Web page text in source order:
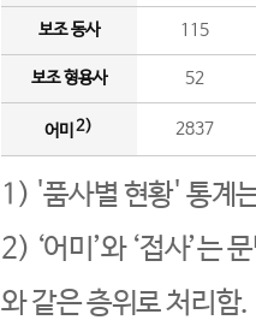
보조 동사 115
보조 형용사 52
어미 2) 2837
1) '품사별 현황' 통계
2) ‘어미’와 ‘접사’는
와 같은 층위로 처리함.